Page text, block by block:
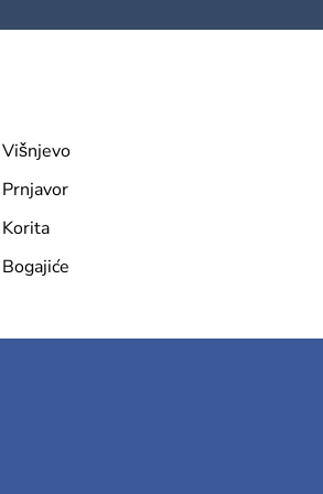
Višnjevo
Prnjavor
Korita
Bogajiće